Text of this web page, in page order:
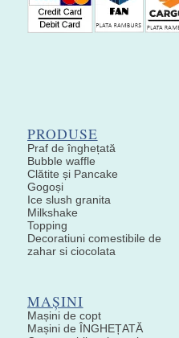
PRODUSE
Praf de înghețată
Bubble waffle
Clătite și Pancake
Gogoși
Ice slush granita
Milkshake
Topping
Decoratiuni comestibile de
zahar si ciocolata
MAȘINI
Mașini de copt
Mașini de ÎNGHEȚATĂ